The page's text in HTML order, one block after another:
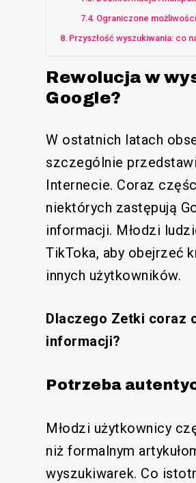
Ograniczone
Przyszłość wyszukiwania: co
Rewolucja w
Google?
W ostatnich latach
szczególnie
Internecie. Coraz
niektórych zastępują
informacji. Młodzi
TikToka, aby obejrzeć
innych użytkowników.
Dlaczego Zetki coraz
informacji?
Potrzeba
Młodzi użytkownicy
niż formalnym
wyszukiwarek. Co